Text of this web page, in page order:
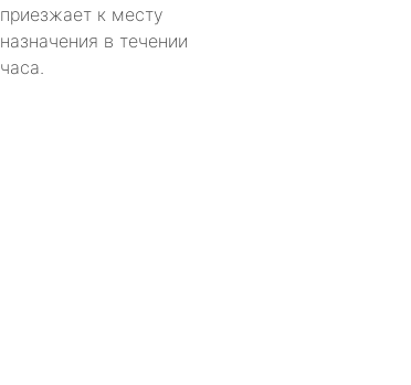
приезжает к месту
назначения в течении
часа.